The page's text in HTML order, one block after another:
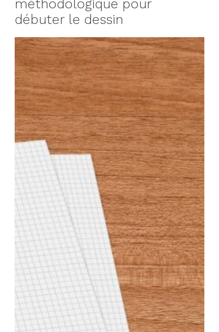
méthodologique pour
débuter le dessin